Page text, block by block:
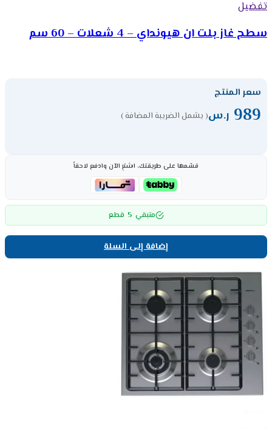
تفضيل
سطح غاز بلت ان هيونداي – 4 شعلات – 60 سم
سعر المنتج
989 ر.س( يشمل الضريبة المضافة )
قسّمها على طريقتك، اشترِ الآن وادفع لاحقاً
متبقي 5 قطع
إضافة إلى السلة